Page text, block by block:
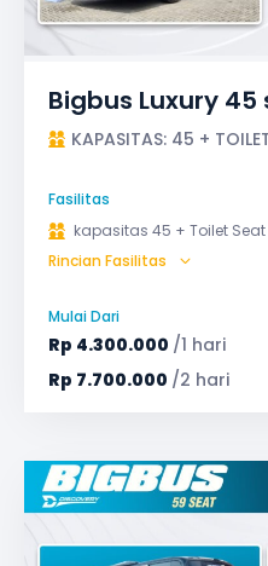
Bigbus Luxury 45
KAPASITAS: 45 +
Fasilitas
kapasitas 45 + Toilet Seat
Audio
Bagasi
Safety Tools (P3K,
TV LED & Android System
Rincian Fasilitas
Mulai Dari
Rp 4.300.000 /1 hari
Rp 7.700.000 /2 hari